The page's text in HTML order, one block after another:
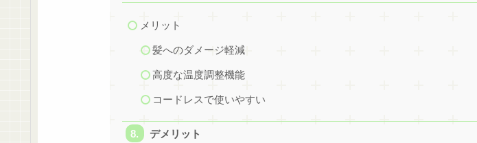
メリット
髪へのダメージ軽減
高度な温度調整機能
コードレスで使いやすい
デメリット